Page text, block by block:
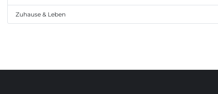
Zuhause & Leben